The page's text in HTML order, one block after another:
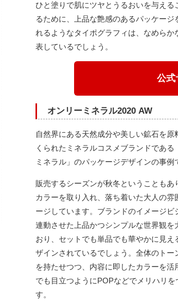
ひと塗りで肌にツヤとうるおいを与える
るために、上品な艶感のあるパッケージ
れるようなタイポグラフィは、なめらか
表しているでしょう。
公式
オンリーミネラル2020 AW
自然界にある天然成分や美しい鉱石を原
くられたミネラルコスメブランドである
ミネラル」のパッケージデザインの事例
販売するシーズンが秋冬ということもあ
カラーを取り入れ、落ち着いた大人の雰
ージしています。ブランドのイメージビ
連動させた上品かつシンプルな世界観を
おり、セットでも単品でも華やかに見え
ザインされているでしょう。全体のトー
を持たせつつ、内容に即したカラーを活
でも目立つようにPOPなどでメリハリを
す。